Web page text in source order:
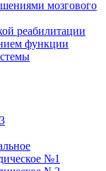
мозгового
реабилитации
функции
№1